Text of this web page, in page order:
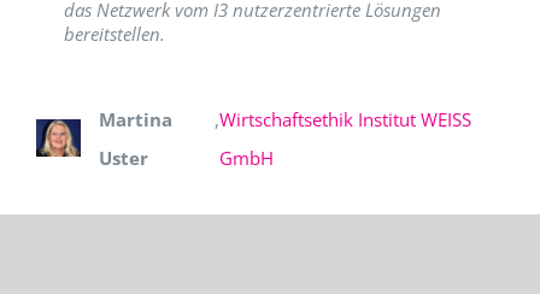
das Netzwerk vom I3 nutzerzentrierte Lösungen
bereitstellen.
Martina
Uster
,Wirtschaftsethik Institut WEISS
GmbH